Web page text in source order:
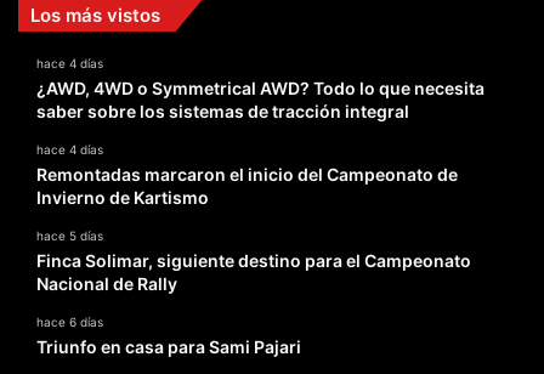
Los más vistos
hace 4 días
¿AWD, 4WD o Symmetrical AWD? Todo lo que necesita
saber sobre los sistemas de tracción integral
hace 4 días
Remontadas marcaron el inicio del Campeonato de
Invierno de Kartismo
hace 5 días
Finca Solimar, siguiente destino para el Campeonato
Nacional de Rally
hace 6 días
Triunfo en casa para Sami Pajari